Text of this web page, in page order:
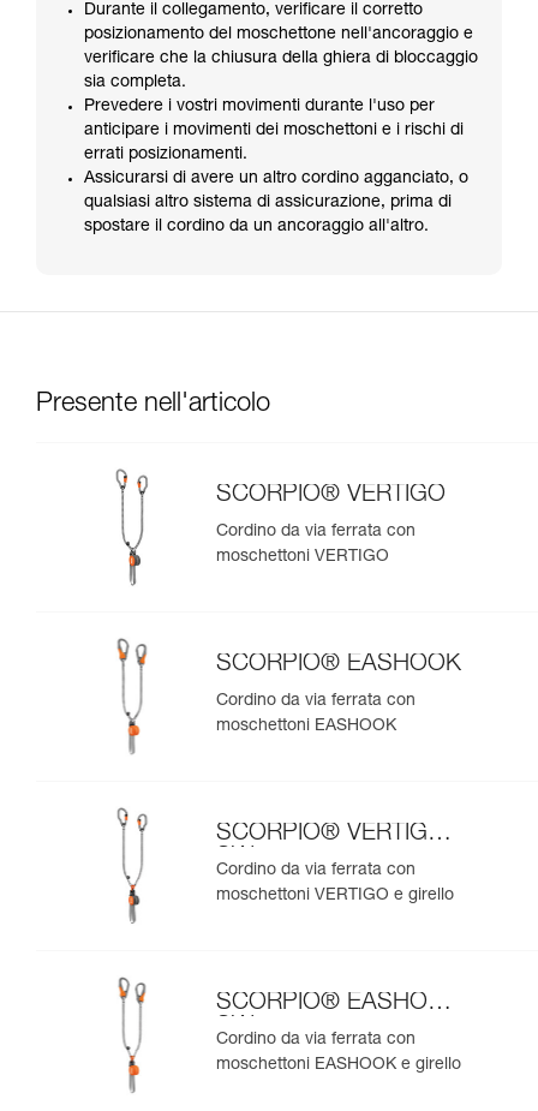
Durante il collegamento, verificare il corretto
posizionamento del moschettone nell'ancoraggio e
verificare che la chiusura della ghiera di bloccaggio
sia completa.
Prevedere i vostri movimenti durante l'uso per
anticipare i movimenti dei moschettoni e i rischi di
errati posizionamenti.
Assicurarsi di avere un altro cordino agganciato, o
qualsiasi altro sistema di assicurazione, prima di
spostare il cordino da un ancoraggio all'altro.
Presente nell'articolo
SCORPIO® VERTIGO
Cordino da via ferrata con
moschettoni VERTIGO
SCORPIO® EASHOOK
Cordino da via ferrata con
moschettoni EASHOOK
SCORPIO® VERTIGO
SW
Cordino da via ferrata con
moschettoni VERTIGO e girello
SCORPIO® EASHOOK
SW
Cordino da via ferrata con
moschettoni EASHOOK e girello